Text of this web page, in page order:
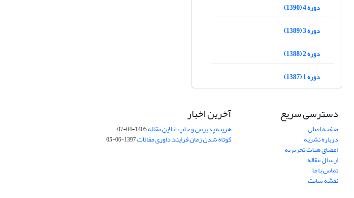
دوره 4 (1390)
دوره 3 (1389)
دوره 2 (1388)
دوره 1 (1387)
دسترسی سریع
صفحه اصلی
درباره نشریه
اعضای هیات تحریریه
ارسال مقاله
تماس با ما
نقشه سایت
آخرین اخبار
هزینه پذیرش و چاپ آنلاین مقاله1405-04-07
کوتاه شدن زمان فرایند داوری مقالات1397-06-05